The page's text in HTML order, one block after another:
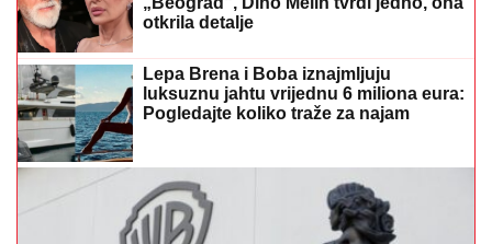
otkrila detalje
Lepa Brena i Boba iznajmljuju
luksuznu jahtu vrijednu 6 miliona eura:
Pogledajte koliko traže za najam